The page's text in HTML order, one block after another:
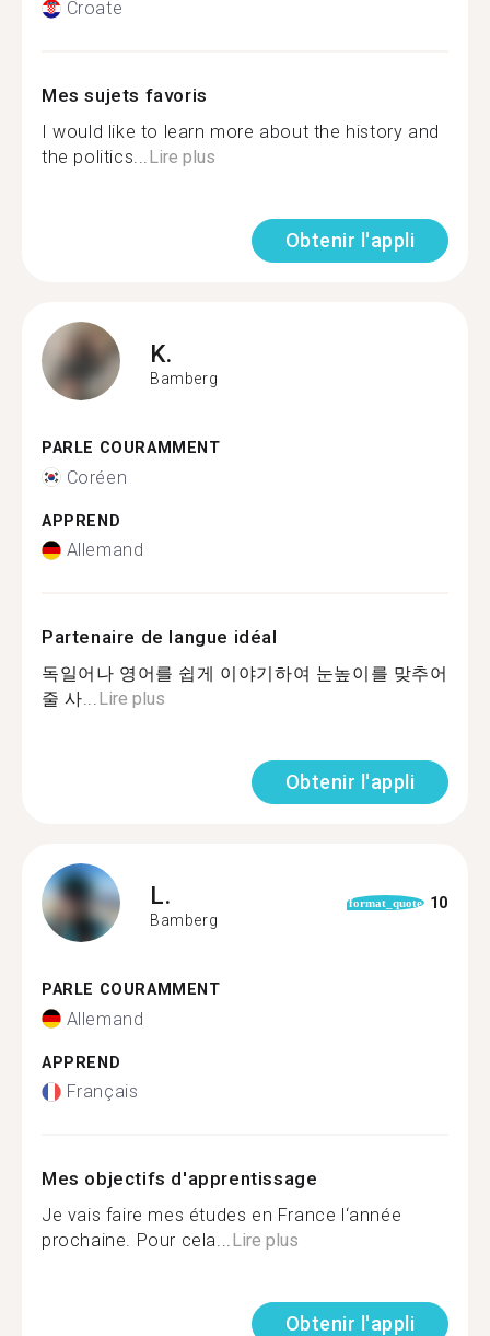
Croate
Mes sujets favoris
I would like to learn more about the history and
the politics...Lire plus
Obtenir l'appli
K.
Bamberg
PARLE COURAMMENT
Coréen
APPREND
Allemand
Partenaire de langue idéal
독일어나 영어를 쉽게 이야기하여 눈높이를 맞추어
줄 사...Lire plus
Obtenir l'appli
L.
Bamberg
format_quote 10
PARLE COURAMMENT
Allemand
APPREND
Français
Mes objectifs d'apprentissage
Je vais faire mes études en France l‘année
prochaine. Pour cela...Lire plus
Obtenir l'appli